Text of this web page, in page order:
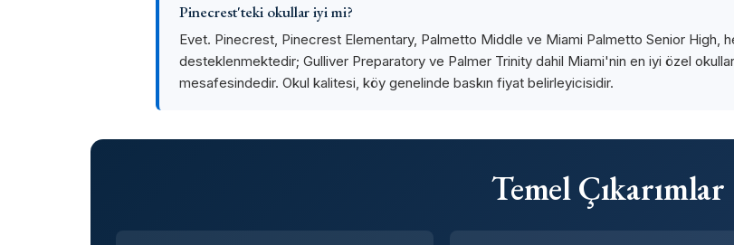
Pinecrest'teki okullar iyi mi?
Evet. Pinecrest, Pinecrest Elementary, Palmetto Middle ve Miami Palmetto Senior High,
desteklenmektedir; Gulliver Preparatory ve Palmer Trinity dahil Miami'nin en iyi özel
mesafesindedir. Okul kalitesi, köy genelinde baskın fiyat belirleyicisidir.
Temel Çıkarımlar